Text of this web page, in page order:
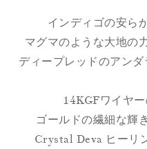
インディゴの安ら
マグマのような大地の
ディープレッドのアン
14KGFワイヤ
ゴールドの繊細な輝
Crystal Deva ヒーリ